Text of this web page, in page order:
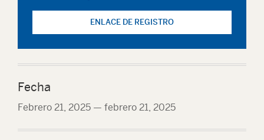
ENLACE DE REGISTRO
Fecha
Febrero 21, 2025 — febrero 21, 2025